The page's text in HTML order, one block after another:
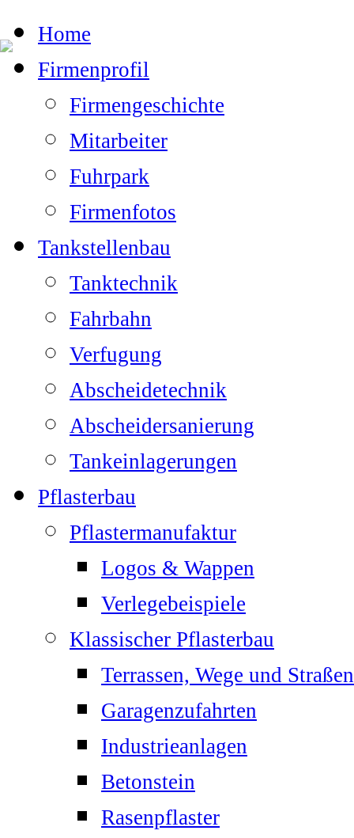
Home
Firmenprofil
Firmengeschichte
Mitarbeiter
Fuhrpark
Firmenfotos
Tankstellenbau
Tanktechnik
Fahrbahn
Verfugung
Abscheidetechnik
Abscheidersanierung
Tankeinlagerungen
Pflasterbau
Pflastermanufaktur
Logos & Wappen
Verlegebeispiele
Klassischer Pflasterbau
Terrassen, Wege und Straßen
Garagenzufahrten
Industrieanlagen
Betonstein
Rasenpflaster